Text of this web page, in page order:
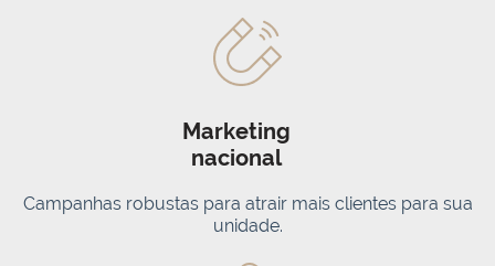
Marketing
nacional
Campanhas robustas para atrair mais clientes para sua
unidade.